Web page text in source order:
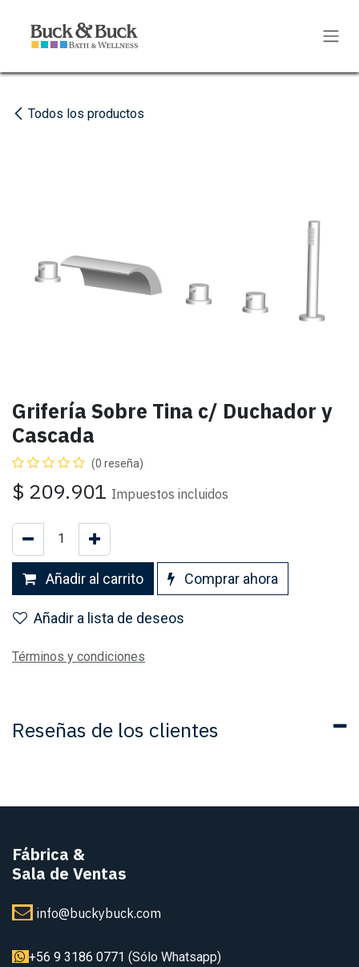
Todos los productos
Grifería Sobre Tina c/ Duchador y
Cascada
(0 reseña)
$ 209.901 Impuestos incluidos
Añadir al carrito Comprar ahora
Añadir a lista de deseos
Términos y condiciones
Reseñas de los clientes
Fábrica &
Sala de Ventas
info@buckybuck.com
+56 9 3186 0771 (Sólo Whatsapp)